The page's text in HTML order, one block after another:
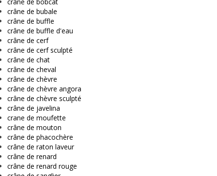
crâne de bubale
crâne de buffle
crâne de buffle d'eau
crâne de cerf
crâne de cerf sculpté
crâne de chat
crâne de cheval
crâne de chèvre
crâne de chèvre angora
crâne de chèvre sculpté
crâne de javelina
crane de moufette
crâne de mouton
crâne de phacochère
crâne de raton laveur
crâne de renard
crâne de renard rouge